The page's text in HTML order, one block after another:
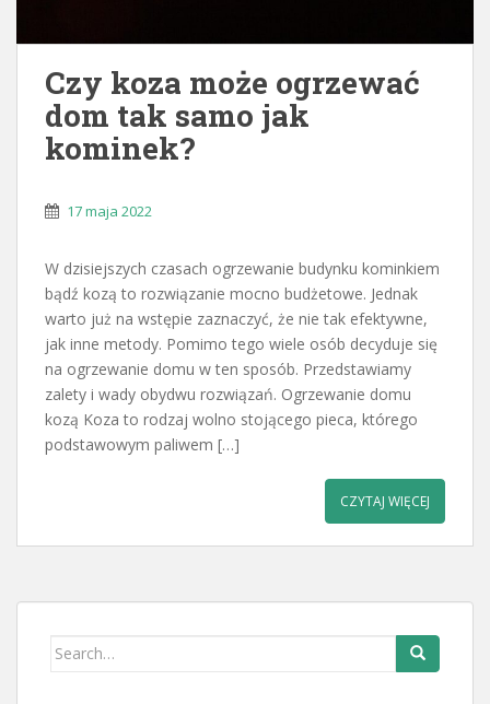
Czy koza może ogrzewać
dom tak samo jak
kominek?
17 maja 2022
W dzisiejszych czasach ogrzewanie budynku kominkiem
bądź kozą to rozwiązanie mocno budżetowe. Jednak
warto już na wstępie zaznaczyć, że nie tak efektywne,
jak inne metody. Pomimo tego wiele osób decyduje się
na ogrzewanie domu w ten sposób. Przedstawiamy
zalety i wady obydwu rozwiązań. Ogrzewanie domu
kozą Koza to rodzaj wolno stojącego pieca, którego
podstawowym paliwem […]
CZYTAJ WIĘCEJ
Search